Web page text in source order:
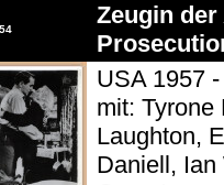
Zeugin
USA 1957
mit: Tyrone
Laughton,
Daniell, Ian